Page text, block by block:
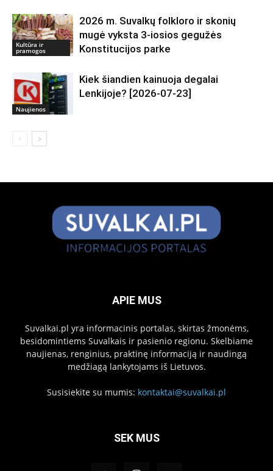
Kultūra ir
pramogos
2026 m. Suvalkų folkloro ir skonių
mugė vyksta 3-iosios gegužės
Konstitucijos parke
Naujienos
Kiek šiandien kainuoja degalai
Lenkijoje? [2026-07-23]
APIE MUS
Suvalkai.pl yra informacinis portalas, skirtas žmonėms,
besidomintiems Suvalkais ir pasienio regionu. Skelbiame
naujienas, renginius, praktinę informaciją ir naudingą
medžiagą lankytojams iš Lietuvos.
Susisiekite su mumis: kontaktai@suvalkai.pl
SEK MUS